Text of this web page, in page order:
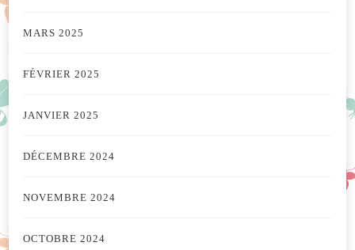
MARS 2025
FÉVRIER 2025
JANVIER 2025
DÉCEMBRE 2024
NOVEMBRE 2024
OCTOBRE 2024